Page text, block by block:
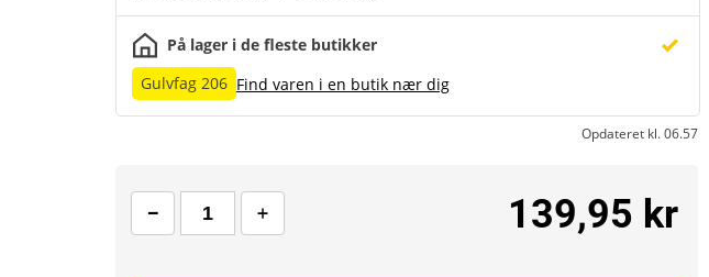
På lager i de fleste butikker
Gulvfag 206 Find varen i en butik nær dig
Opdateret kl. 06.57
139,95 kr